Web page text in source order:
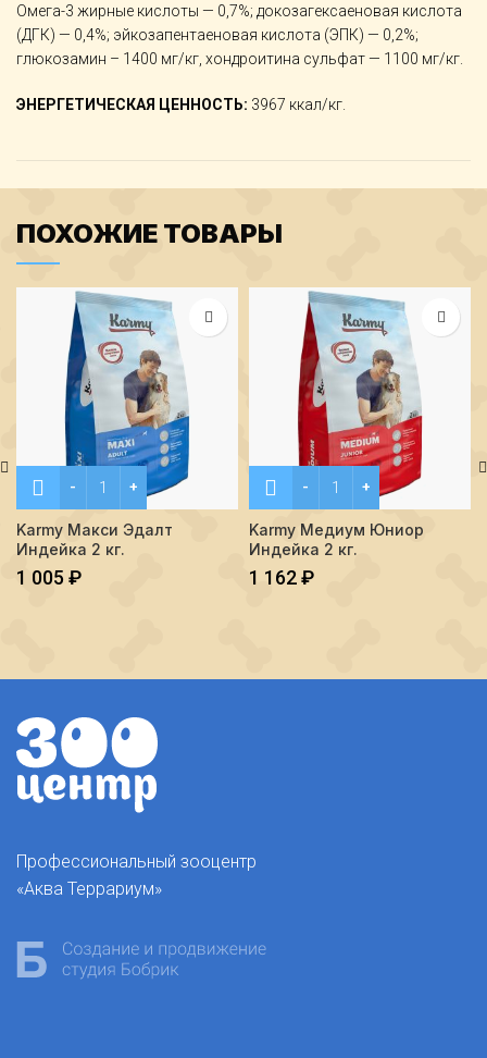
Омега-3 жирные кислоты — 0,7%; докозагексаеновая кислота
(ДГК) — 0,4%; эйкозапентаеновая кислота (ЭПК) — 0,2%;
глюкозамин – 1400 мг/кг, хондроитина сульфат — 1100 мг/кг.
ЭНЕРГЕТИЧЕСКАЯ ЦЕННОСТЬ: 3967 ккал/кг.
ПОХОЖИЕ ТОВАРЫ
Количество Karmy Макси Эдалт Индейка 2 кг.
Karmy Макси Эдалт
Индейка 2 кг.
1 005₽
Количество Karmy
Karmy Медиум Юниор
Индейка 2 кг.
1 162₽
Профессиональный зооцентр
«Аква Террариум»